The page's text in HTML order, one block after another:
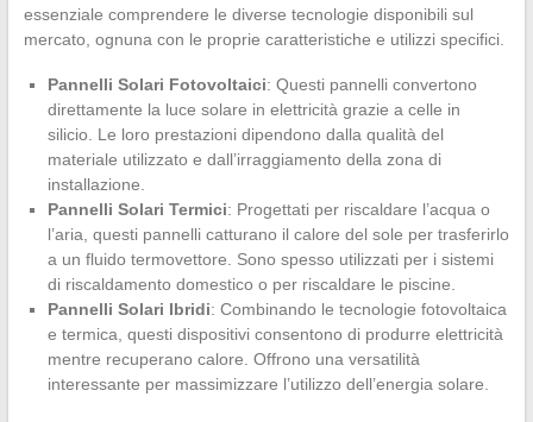
essenziale comprendere le diverse tecnologie disponibili sul
mercato, ognuna con le proprie caratteristiche e utilizzi specifici.
Pannelli Solari Fotovoltaici: Questi pannelli convertono
direttamente la luce solare in elettricità grazie a celle in
silicio. Le loro prestazioni dipendono dalla qualità del
materiale utilizzato e dall’irraggiamento della zona di
installazione.
Pannelli Solari Termici: Progettati per riscaldare l’acqua o
l’aria, questi pannelli catturano il calore del sole per trasferirlo
a un fluido termovettore. Sono spesso utilizzati per i sistemi
di riscaldamento domestico o per riscaldare le piscine.
Pannelli Solari Ibridi: Combinando le tecnologie fotovoltaica
e termica, questi dispositivi consentono di produrre elettricità
mentre recuperano calore. Offrono una versatilità
interessante per massimizzare l’utilizzo dell’energia solare.